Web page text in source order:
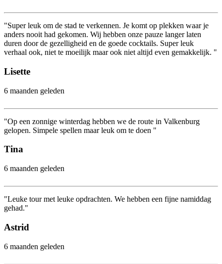
"Super leuk om de stad te verkennen. Je komt op plekken waar je
anders nooit had gekomen. Wij hebben onze pauze langer laten
duren door de gezelligheid en de goede cocktails. Super leuk
verhaal ook, niet te moeilijk maar ook niet altijd even gemakkelijk. "
Lisette
6 maanden geleden
"Op een zonnige winterdag hebben we de route in Valkenburg
gelopen. Simpele spellen maar leuk om te doen "
Tina
6 maanden geleden
"Leuke tour met leuke opdrachten. We hebben een fijne namiddag
gehad."
Astrid
6 maanden geleden